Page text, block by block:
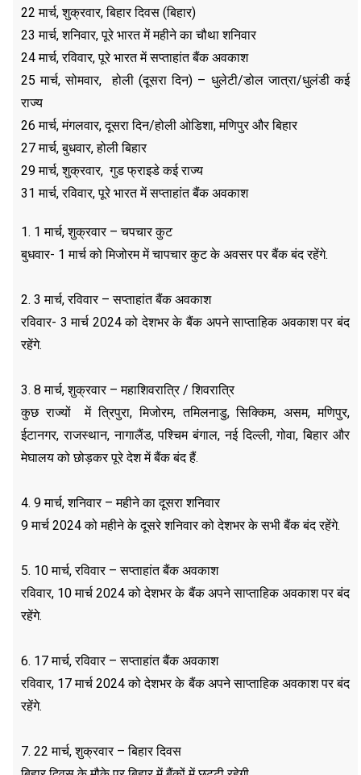
22 मार्च, शुक्रवार, बिहार दिवस (बिहार)
23 मार्च, शनिवार, पूरे भारत में महीने का चौथा शनिवार
24 मार्च, रविवार, पूरे भारत में सप्ताहांत बैंक अवकाश
25 मार्च, सोमवार, होली (दूसरा दिन) – धुलेटी/डोल जात्रा/धुलंडी कई
राज्य
26 मार्च, मंगलवार, दूसरा दिन/होली ओडिशा, मणिपुर और बिहार
27 मार्च, बुधवार, होली बिहार
29 मार्च, शुक्रवार, गुड फ्राइडे कई राज्य
31 मार्च, रविवार, पूरे भारत में सप्ताहांत बैंक अवकाश
1. 1 मार्च, शुक्रवार – चपचार कुट
बुधवार- 1 मार्च को मिजोरम में चापचार कुट के अवसर पर बैंक बंद रहेंगे.
2. 3 मार्च, रविवार – सप्ताहांत बैंक अवकाश
रविवार- 3 मार्च 2024 को देशभर के बैंक अपने साप्ताहिक अवकाश पर बंद
रहेंगे.
3. 8 मार्च, शुक्रवार – महाशिवरात्रि / शिवरात्रि
कुछ राज्यों में त्रिपुरा, मिजोरम, तमिलनाडु, सिक्किम, असम, मणिपुर,
ईटानगर, राजस्थान, नागालैंड, पश्चिम बंगाल, नई दिल्ली, गोवा, बिहार और
मेघालय को छोड़कर पूरे देश में बैंक बंद हैं.
4. 9 मार्च, शनिवार – महीने का दूसरा शनिवार
9 मार्च 2024 को महीने के दूसरे शनिवार को देशभर के सभी बैंक बंद रहेंगे.
5. 10 मार्च, रविवार – सप्ताहांत बैंक अवकाश
रविवार, 10 मार्च 2024 को देशभर के बैंक अपने साप्ताहिक अवकाश पर बंद
रहेंगे.
6. 17 मार्च, रविवार – सप्ताहांत बैंक अवकाश
रविवार, 17 मार्च 2024 को देशभर के बैंक अपने साप्ताहिक अवकाश पर बंद
रहेंगे.
7. 22 मार्च, शुक्रवार – बिहार दिवस